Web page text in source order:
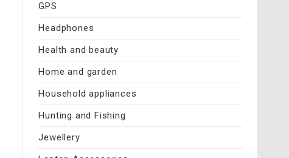
GPS
Headphones
Health and beauty
Home and garden
Household appliances
Hunting and Fishing
Jewellery